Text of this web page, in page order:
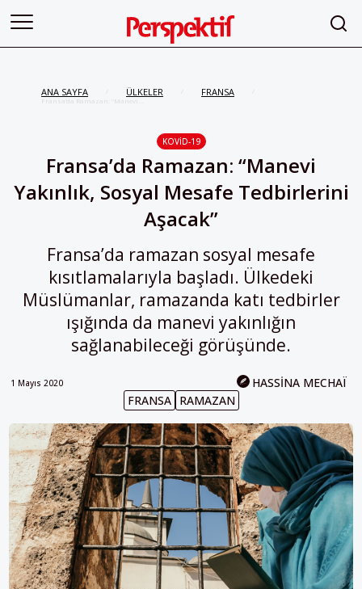
ANA SAYFA ÜLKELER FRANSA
Fransa’da Ramazan: “Manevi
KOVID-19
Fransa’da Ramazan: “Manevi
Yakınlık, Sosyal Mesafe Tedbirlerini
Aşacak”
Fransa’da ramazan sosyal mesafe
kısıtlamalarıyla başladı. Ülkedeki
Müslümanlar, ramazanda katı tedbirler
ışığında da manevi yakınlığın
sağlanabileceği görüşünde.
1 Mayıs 2020
HASSINA MECHAÏ
FRANSA
RAMAZAN